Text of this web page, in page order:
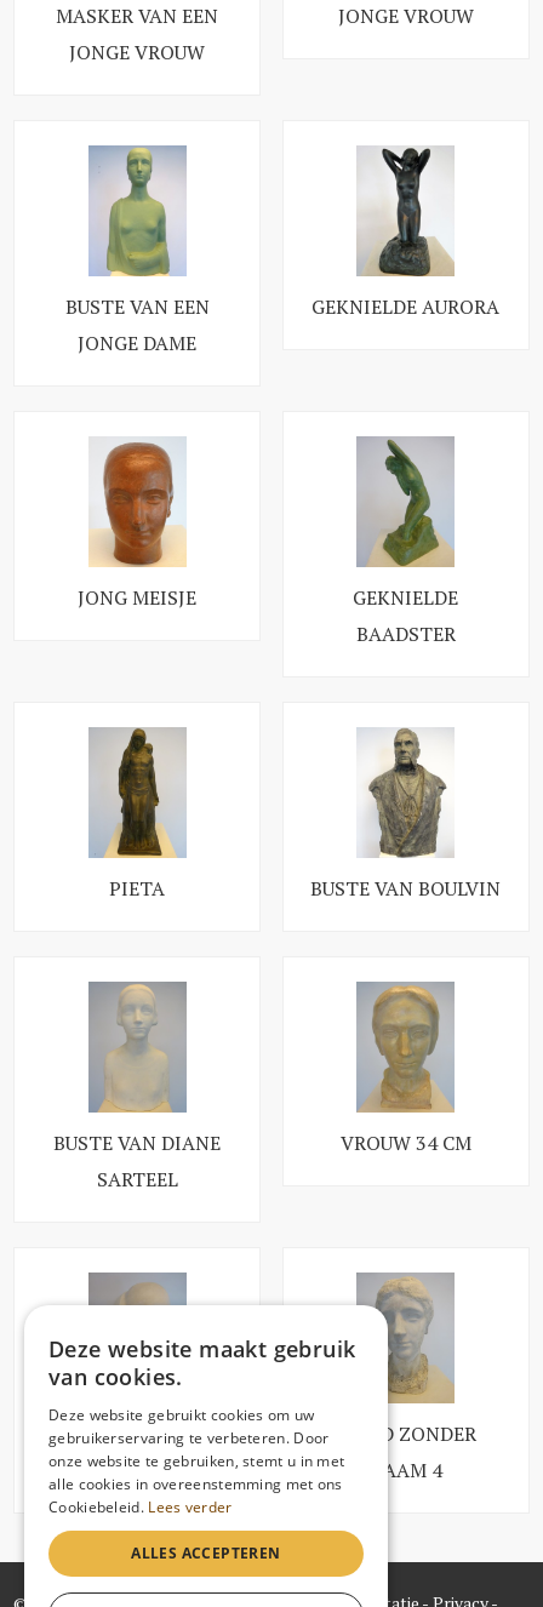
MASKER VAN EEN
JONGE VROUW
JONGE VROUW
BUSTE VAN EEN
JONGE DAME
GEKNIELDE AURORA
JONG MEISJE
GEKNIELDE
BAADSTER
PIETA BUSTE VAN BOULVIN
BUSTE VAN DIANE
SARTEEL
VROUW 34 CM
BEELD ZONDER
NAAM 2
BEELD ZONDER
NAAM 4
Deze website maakt gebruik
van cookies.
Deze website gebruikt cookies om uw
gebruikerservaring te verbeteren. Door
onze website te gebruiken, stemt u in met
alle cookies in overeenstemming met ons
Cookiebeleid. Lees verder
ALLES ACCEPTEREN